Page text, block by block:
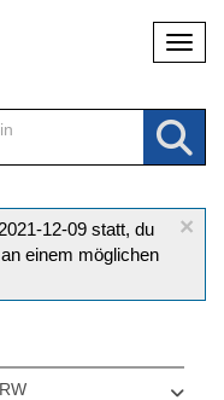
×
12-09 statt, du
einem möglichen